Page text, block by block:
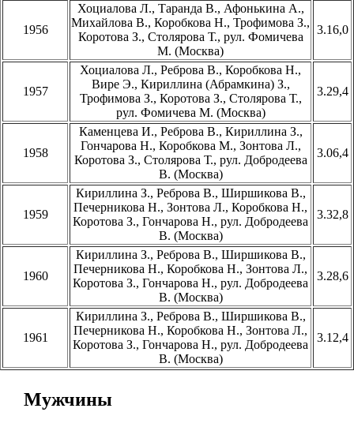
1956
Хоциалова Л., Таранда В., Афонькина А.,
Михайлова В., Коробкова Н., Трофимова З.,
Коротова З., Столярова Т., рул. Фомичева
М. (Москва)
3.16,0
1957
Хоциалова Л., Реброва В., Коробкова Н.,
Вире Э., Кириллина (Абрамкина) З.,
Трофимова З., Коротова З., Столярова Т.,
рул. Фомичева М. (Москва)
3.29,4
1958
Каменцева И., Реброва В., Кириллина З.,
Гончарова Н., Коробкова М., Зонтова Л.,
Коротова З., Столярова Т., рул. Добродеева
В. (Москва)
3.06,4
1959
Кириллина З., Реброва В., Ширшикова В.,
Печерникова Н., Зонтова Л., Коробкова Н.,
Коротова З., Гончарова Н., рул. Добродеева
В. (Москва)
3.32,8
1960
Кириллина З., Реброва В., Ширшикова В.,
Печерникова Н., Коробкова Н., Зонтова Л.,
Коротова З., Гончарова Н., рул. Добродеева
В. (Москва)
3.28,6
1961
Кириллина З., Реброва В., Ширшикова В.,
Печерникова Н., Коробкова Н., Зонтова Л.,
Коротова З., Гончарова Н., рул. Добродеева
В. (Москва)
3.12,4
Мужчины